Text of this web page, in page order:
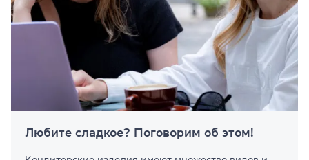
Любите сладкое? Поговорим об этом!